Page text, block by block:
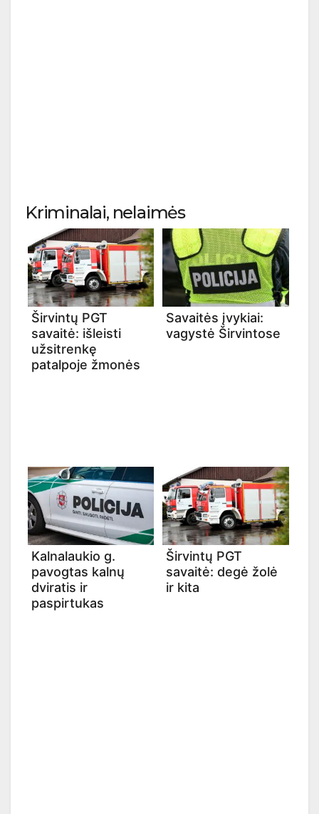
Kriminalai, nelaimės
Širvintų PGT
savaitė: išleisti
užsitrenkę
patalpoje žmonės
Savaitės įvykiai:
vagystė Širvintose
Kalnalaukio g.
pavogtas kalnų
dviratis ir
paspirtukas
Širvintų PGT
savaitė: degė žolė
ir kita